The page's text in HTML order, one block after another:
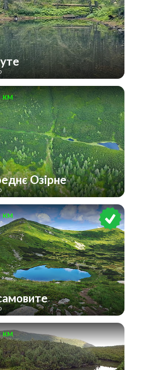
км
Озірне
км
км